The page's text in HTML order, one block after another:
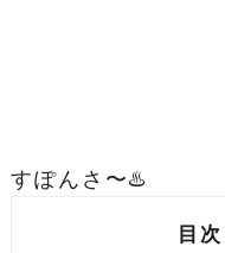
すぽんさ〜♨️
目次